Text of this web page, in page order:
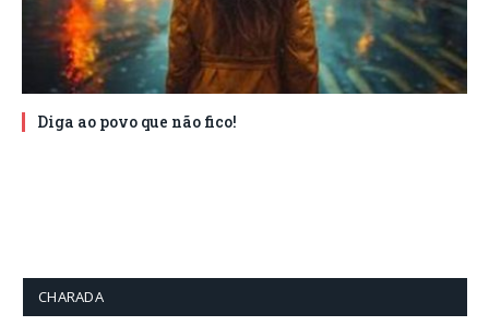
Diga ao povo que não fico!
CHARADA